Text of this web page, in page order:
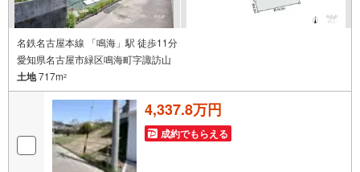
名鉄名古屋本線 「鳴海」駅 徒歩11分
愛知県名古屋市緑区鳴海町字諏訪山
土地717m2
4,337.8万円
成約でもらえる